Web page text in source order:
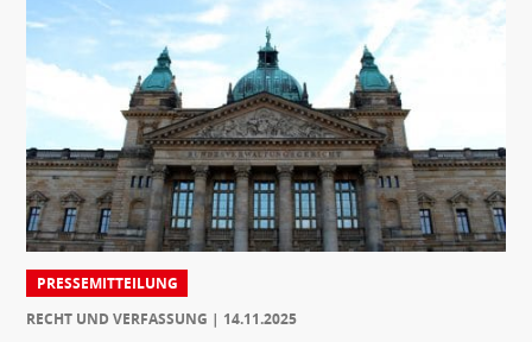
PRESSEMITTEILUNG
RECHT UND VERFASSUNG
14.11.2025